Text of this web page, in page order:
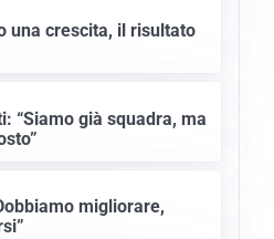
una crescita, il risultato
“Siamo già squadra, ma
migliorare,